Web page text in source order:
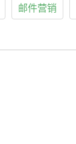
邮件营销